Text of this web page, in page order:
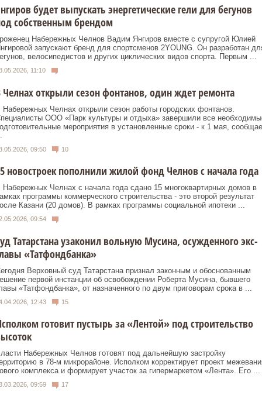
будет выпускать энергетические гели для бегунов
собственным брендом
Набережных Челнов Вадим Янгиров вместе с супругой Юлией
запускают бренд для спортсменов 2YOUNG. Он разработан
велосипедистов и других циклических видов спорта. Первым ...
11:10
Челнах открыли сезон фонтанов, один ждет ремонта
Набережных Челнах открыли сезон работы городских фонтанов.
ООО «Парк культуры и отдыха» завершили все
мероприятия в установленные сроки - к 1 мая,
09:50 10
новостроек пополнили жилой фонд Челнов с начала года
Набережных Челнах с начала года сдано 15 многоквартирных домов в
программы коммерческого строительства - это второй результат
Казани (20 домов). В рамках программы социальной ипотеки ...
09:54
Татарстана узаконил вольную Мусина, осужденного экс-
«Татфондбанка»
Верховный суд Татарстана признал законным и обоснованным
первой инстанции об освобождении Роберта Мусина, бывшего
«Татфондбанка», от назначенного по двум приговорам срока в ...
12:43 15
готовит пустырь за «Лентой» под строительство
Набережных Челнов готовят под дальнейшую застройку
в 78-м микрорайоне. Исполком корректирует проект
комплекса и формирует участок за гипермаркетом «Лента». Его ...
09:59 17